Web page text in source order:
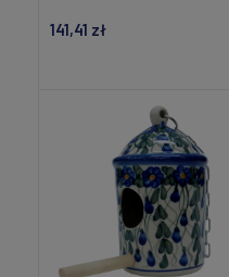
141,41 zł